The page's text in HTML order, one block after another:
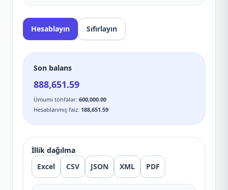
Hesablayın Sıfırlayın
Son balans
888,651.59
Ümumi töhfələr: 600,000.00
Hesablanmış faiz: 188,651.59
İllik dağılma
Excel
CSV JSON XML PDF